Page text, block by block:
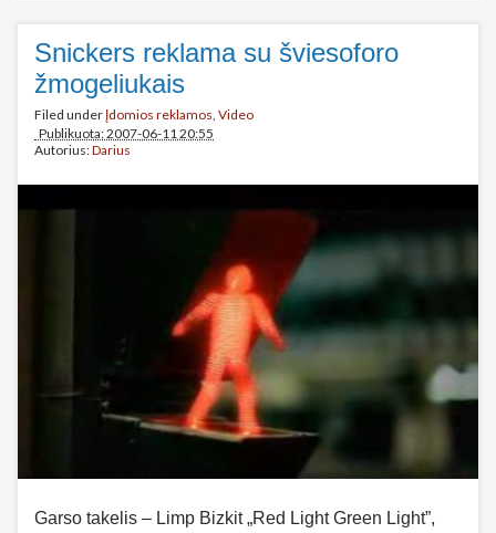
Snickers reklama su šviesoforo
žmogeliukais
Filed under Įdomios reklamos Video
Publikuota: 2007-06-11 20:55
Autorius:Darius
Garso takelis – Limp Bizkit „Red Light Green Light”,